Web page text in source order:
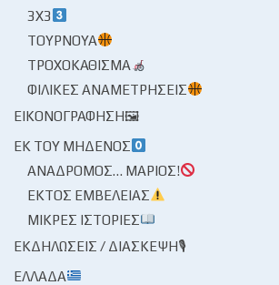
3X3
ΤΟΥΡΝΟΥΆ
ΤΡΟΧΟΚΆΘΙΣΜΑ
ΦΙΛΙΚΈΣ ΑΝΑΜΕΤΡΉΣΕΙΣ
ΕΙΚΟΝΟΓΡΆΦΗΣΗ🖼
ΕΚ ΤΟΥ ΜΗΔΕΝΌΣ
ΑΝΆΔΡΟΜΟΣ… ΜΆΡΙΟΣ!
ΕΚΤΌΣ ΕΜΒΈΛΕΙΑΣ
ΜΙΚΡΈΣ ΙΣΤΟΡΊΕΣ
ΕΚΔΗΛΏΣΕΙΣ / ΔΙΆΣΚΕΨΗ🎙
ΕΛΛΆΔΑ